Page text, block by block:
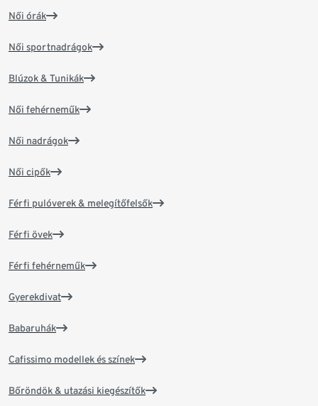
Női órák
Női sportnadrágok
Blúzok & Tunikák
Női fehérneműk
Női nadrágok
Női cipők
Férfi pulóverek & melegítőfelsők
Férfi övek
Férfi fehérneműk
Gyerekdivat
Babaruhák
Cafissimo modellek és színek
Bőröndök & utazási kiegészítők